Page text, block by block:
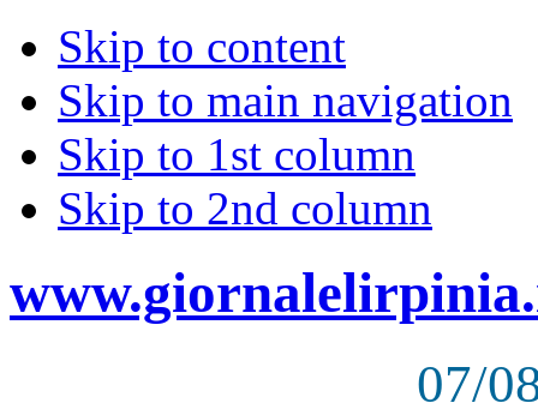
Skip to content
Skip to main navigation
Skip to 1st column
Skip to 2nd column
07/